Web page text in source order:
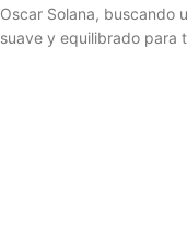
Oscar Solana, buscando
suave y equilibrado para